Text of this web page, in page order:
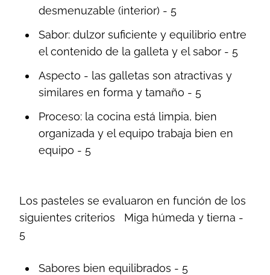
desmenuzable (interior) - 5
Sabor: dulzor suficiente y equilibrio entre
el contenido de la galleta y el sabor - 5
Aspecto - las galletas son atractivas y
similares en forma y tamaño - 5
Proceso: la cocina está limpia, bien
organizada y el equipo trabaja bien en
equipo - 5
Los pasteles se evaluaron en función de los
siguientes criterios
Miga húmeda y tierna -
5
Sabores bien equilibrados - 5